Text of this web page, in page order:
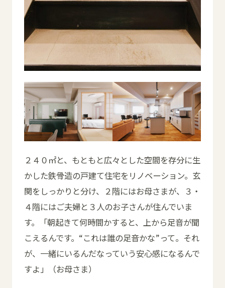
２４０㎡と、もともと広々とした空間を存分に生
かした鉄骨造の戸建て住宅をリノベーション。玄
関をしっかりと分け、２階にはお母さまが、３・
４階にはご夫婦と３人のお子さんが住んでいま
す。「朝起きて何時間かすると、上から足音が聞
こえるんです。“これは誰の足音かな”って。それ
が、一緒にいるんだなっていう安心感になるんで
すよ」（お母さま）